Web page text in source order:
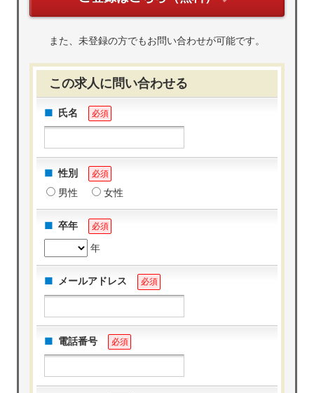
また、未登録の方でもお問い合わせが可能です。
この求人に問い合わせる
氏名 必須
性別 必須
男性 女性
卒年 必須
年
メールアドレス 必須
電話番号 必須